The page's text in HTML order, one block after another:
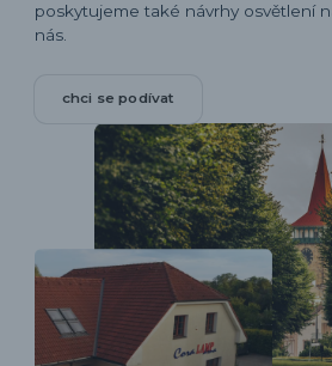
poskytujeme také návrhy osvětlení
nás.
chci se podívat